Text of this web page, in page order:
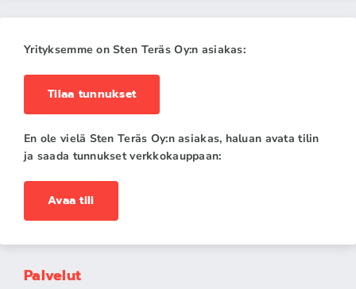
Yrityksemme on Sten Teräs Oy:n asiakas:
Tilaa tunnukset
En ole vielä Sten Teräs Oy:n asiakas, haluan avata tilin
ja saada tunnukset verkkokauppaan:
Avaa tili
Palvelut